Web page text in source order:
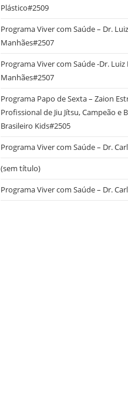
Plástico#2509
Programa Viver com Saúde – Dr.
Manhães#2507
Programa Viver com Saúde -Dr. Luiz
Manhães#2507
Programa Papo de Sexta – Zaion
Profissional de Jiu Jítsu, Campeão e
Brasileiro Kids#2505
Programa Viver com Saúde – Dr.
(sem título)
Programa Viver com Saúde – Dr.